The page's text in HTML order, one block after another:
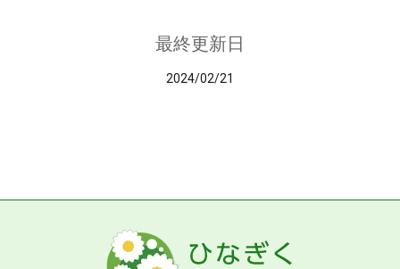
最終更新日
2024/02/21